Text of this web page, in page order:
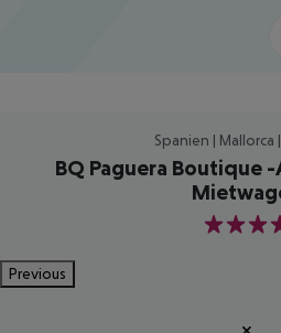
Spanien | Mallorca
BQ Paguera Boutique
4
Previous